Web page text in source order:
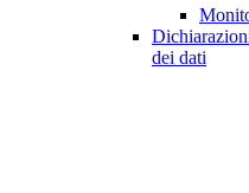
dei dati